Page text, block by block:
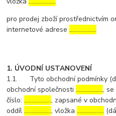
pro prodej zboží prostřednictvím
internetové adrese………………
1. ÚVODNÍ USTANOVENÍ
1.1. Tyto obchodní podmínky
obchodní společnosti………………,
číslo:………………, zapsané v
oddíl………………, vložka………………